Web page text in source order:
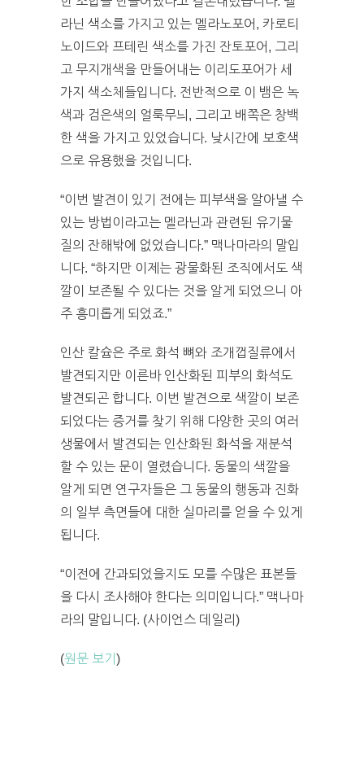
라닌 색소를 가지고 있는 멜라노포어, 카로티
노이드와 프테린 색소를 가진 잔토포어, 그리
고 무지개색을 만들어내는 이리도포어가 세
가지 색소체들입니다. 전반적으로 이 뱀은 녹
색과 검은색의 얼룩무늬, 그리고 배쪽은 창백
한 색을 가지고 있었습니다. 낮시간에 보호색
으로 유용했을 것입니다.
“이번 발견이 있기 전에는 피부색을 알아낼 수
있는 방법이라고는 멜라닌과 관련된 유기물
질의 잔해밖에 없었습니다.” 맥나마라의 말입
니다. “하지만 이제는 광물화된 조직에서도 색
깔이 보존될 수 있다는 것을 알게 되었으니 아
주 흥미롭게 되었죠.”
인산 칼슘은 주로 화석 뼈와 조개껍질류에서
발견되지만 이른바 인산화된 피부의 화석도
발견되곤 합니다. 이번 발견으로 색깔이 보존
되었다는 증거를 찾기 위해 다양한 곳의 여러
생물에서 발견되는 인산화된 화석을 재분석
할 수 있는 문이 열렸습니다. 동물의 색깔을
알게 되면 연구자들은 그 동물의 행동과 진화
의 일부 측면들에 대한 실마리를 얻을 수 있게
됩니다.
“이전에 간과되었을지도 모를 수많은 표본들
을 다시 조사해야 한다는 의미입니다.” 맥나마
라의 말입니다. (사이언스 데일리)
(원문 보기 )